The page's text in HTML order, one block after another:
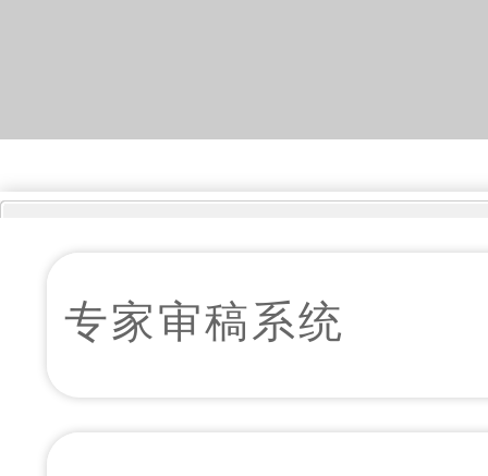
专家审稿系统